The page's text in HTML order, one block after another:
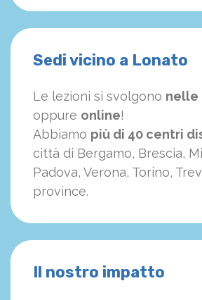
Sedi vicino a Lonato
Le lezioni si svolgono nelle
oppure online!
Abbiamo più di 40 centri
città di Bergamo, Brescia,
Padova, Verona, Torino,
province.
Il nostro impatto